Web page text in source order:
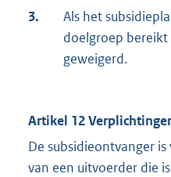
3.
Als het
doelgroep bereikt
geweigerd.
Artikel 12
De subsidieontvanger
van een uitvoerder die